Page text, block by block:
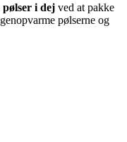
pølser i dej ved at pakke
pølserne og